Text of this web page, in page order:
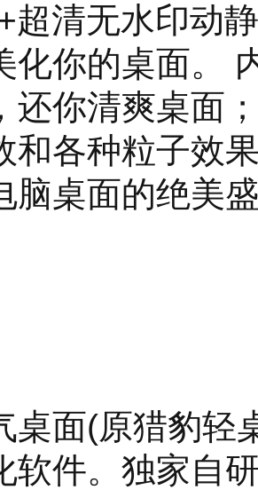
超清无水印动
化你的桌面。
还你清爽桌面
和各种粒子效
脑桌面的绝美
(原猎豹轻桌
软件。独家自